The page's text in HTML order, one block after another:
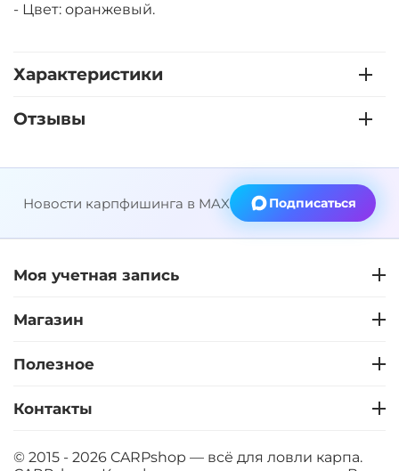
- Цвет: оранжевый.
Характеристики
Отзывы
Новости карпфишинга в MAX Подписаться
Моя учетная запись
Магазин
Полезное
Контакты
© 2015 - 2026 CARPshop — всё для ловли карпа.